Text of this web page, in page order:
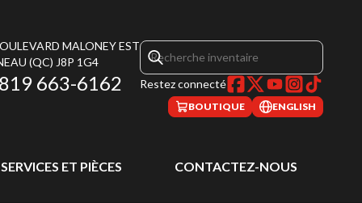
MALONEY EST
(QC) J8P 1G4
819 663-6162 Restez connecté
BOUTIQUE ENGLISH
SERVICES ET PIÈCES CONTACTEZ-NOUS